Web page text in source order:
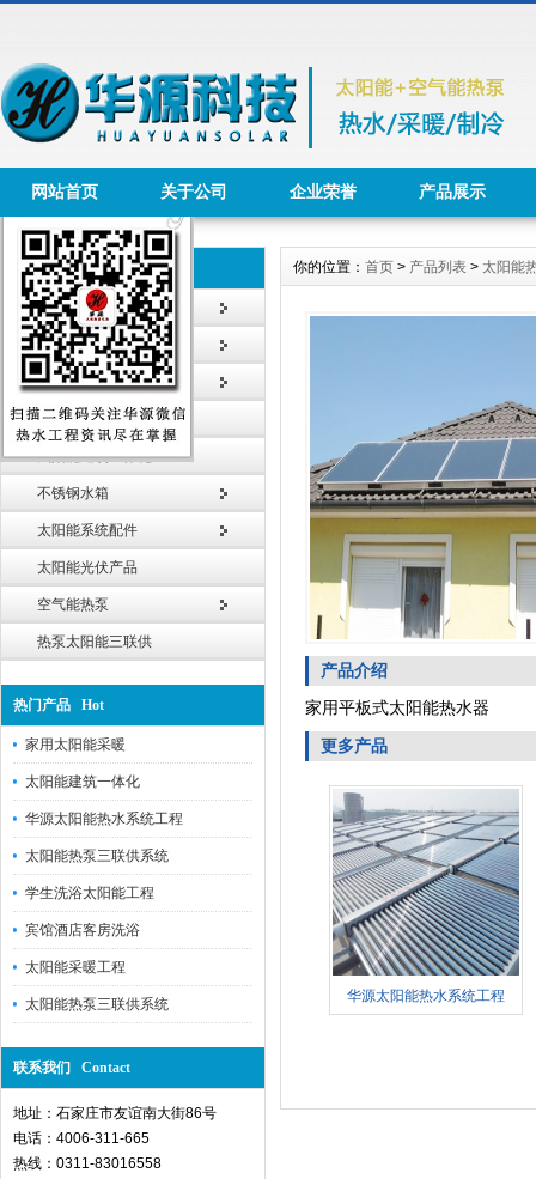
网站首页 关于公司 企业荣誉 产品展示
产品列表 Product
太阳能热水工程
太阳能热水器
智能节水系统
太阳能采暖工程
太阳能建筑一体化
不锈钢水箱
太阳能系统配件
太阳能光伏产品
空气能热泵
热泵太阳能三联供
热门产品 Hot
家用太阳能采暖
太阳能建筑一体化
华源太阳能热水系统工程
太阳能热泵三联供系统
学生洗浴太阳能工程
宾馆酒店客房洗浴
太阳能采暖工程
太阳能热泵三联供系统
联系我们 Contact
地址：石家庄市友谊南大街86号
电话：4006-311-665
热线：0311-83016558
你的位置： 首页 > 产品列表 > 太阳能
产品介绍
家用平板式太阳能热水器
更多产品
华源太阳能热水系统工程